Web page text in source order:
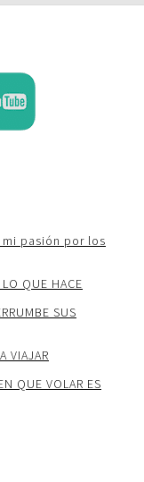
mi pasión por los
QUE HACE
SUS
VIAJAR
QUE VOLAR ES